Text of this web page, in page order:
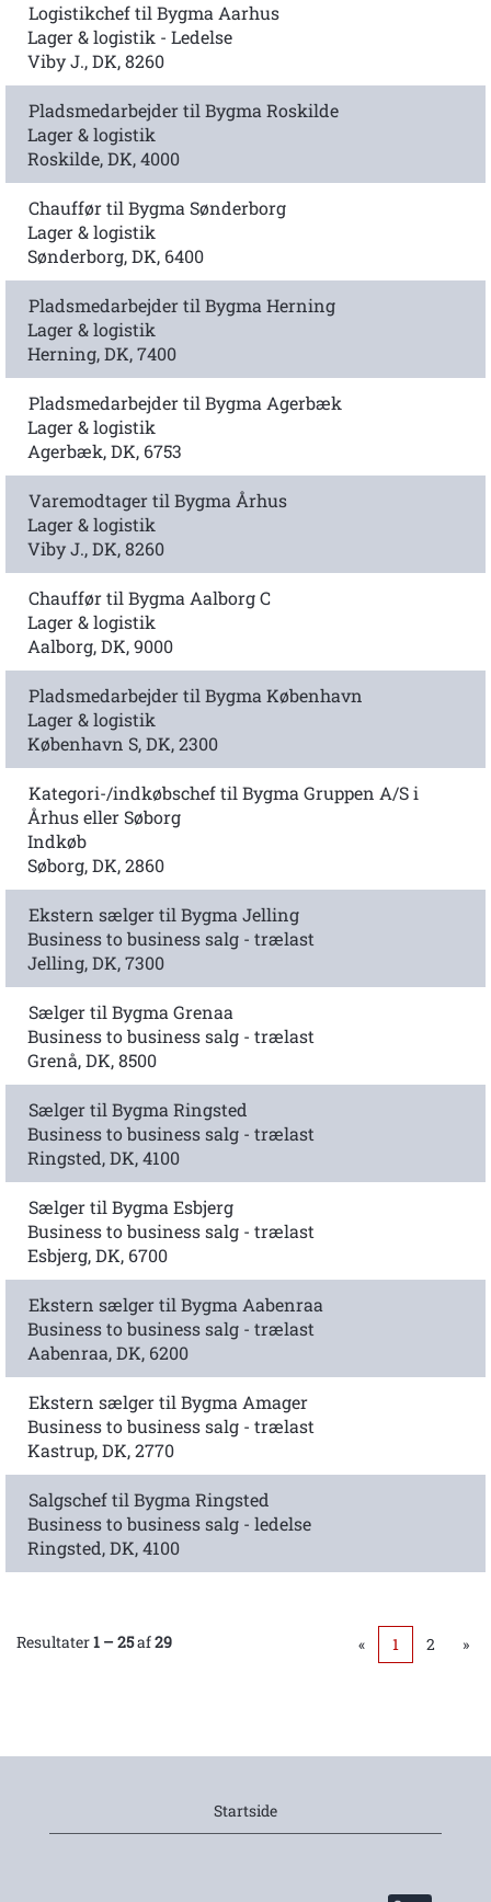
Logistikchef til Bygma Aarhus
Lager & logistik - Ledelse
Viby J., DK, 8260
Pladsmedarbejder til Bygma Roskilde
Lager & logistik
Roskilde, DK, 4000
Chauffør til Bygma Sønderborg
Lager & logistik
Sønderborg, DK, 6400
Pladsmedarbejder til Bygma Herning
Lager & logistik
Herning, DK, 7400
Pladsmedarbejder til Bygma Agerbæk
Lager & logistik
Agerbæk, DK, 6753
Varemodtager til Bygma Århus
Lager & logistik
Viby J., DK, 8260
Chauffør til Bygma Aalborg C
Lager & logistik
Aalborg, DK, 9000
Pladsmedarbejder til Bygma København
Lager & logistik
København S, DK, 2300
Kategori-/indkøbschef til Bygma Gruppen A/S i
Århus eller Søborg
Indkøb
Søborg, DK, 2860
Ekstern sælger til Bygma Jelling
Business to business salg - trælast
Jelling, DK, 7300
Sælger til Bygma Grenaa
Business to business salg - trælast
Grenå, DK, 8500
Sælger til Bygma Ringsted
Business to business salg - trælast
Ringsted, DK, 4100
Sælger til Bygma Esbjerg
Business to business salg - trælast
Esbjerg, DK, 6700
Ekstern sælger til Bygma Aabenraa
Business to business salg - trælast
Aabenraa, DK, 6200
Ekstern sælger til Bygma Amager
Business to business salg - trælast
Kastrup, DK, 2770
Salgschef til Bygma Ringsted
Business to business salg - ledelse
Ringsted, DK, 4100
Resultater1 – 25af29 « 1 2 »
Startside
Å